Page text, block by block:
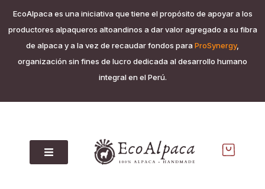
EcoAlpaca es una iniciativa que tiene el propósito de apoyar a los
productores alpaqueros altoandinos a dar valor agregado a su fibra
de alpaca y a la vez de recaudar fondos para ProSynergy,
organización sin fines de lucro dedicada al desarrollo humano
integral en el Perú.